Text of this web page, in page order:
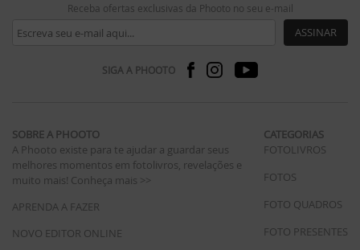
Receba ofertas exclusivas da Phooto no seu e-mail
ASSINAR
SIGA A PHOOTO
SOBRE A PHOOTO
A Phooto existe para te ajudar a guardar seus
melhores momentos em fotolivros, revelações e
muito mais! Conheça mais >>
APRENDA A FAZER
NOVO EDITOR ONLINE
CATEGORIAS
FOTOLIVROS
FOTOS
FOTO QUADROS
FOTO PRESENTES